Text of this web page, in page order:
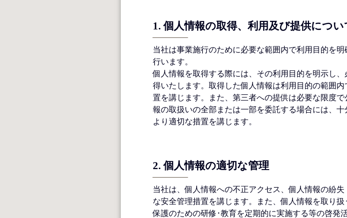
1. 個⼈情報の取得、利⽤及び提供につい
当社は事業施行のために必要な範囲内で利用目的を
行います。
個⼈情報を取得する際には、その利⽤⽬的を明⽰し
得いたします。取得した個人情報は利用目的の範囲
置を講じます。また、第三者への提供は必要な限度
報の取扱いの全部または一部を委託する場合には、
より適切な措置を講じます。
2. 個⼈情報の適切な管理
当社は、個⼈情報への不正アクセス、個⼈情報の紛
な安全管理措置を講じます。また、個⼈情報を取り
保護のための研修･教育を定期的に実施する等の啓発